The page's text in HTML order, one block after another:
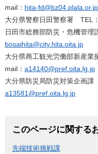
mail： hita-fd@bz04.plala.or.jp
大分県警察日田警察署 TEL
日田市総務部防災・危機管
bosaihita@city.hita.oita.jp
大分県商工観光労働部新産
mail： a14140@pref.oita.lg.jp
大分県防災局防災対策企画
a13581@pref.oita.lg.jp
このページに関する
先端技術挑戦課